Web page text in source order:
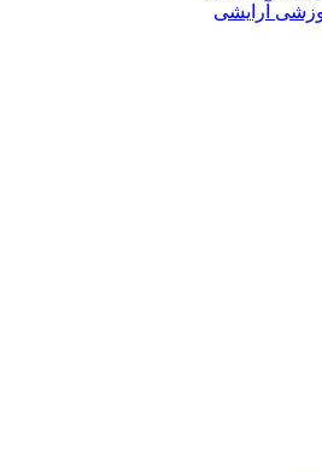
آرایشی